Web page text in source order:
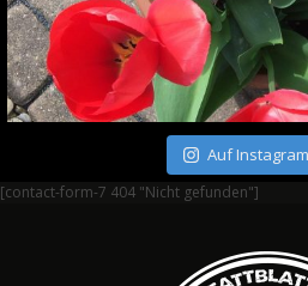
Auf
[contact-form-7 404 "Nicht gefunden"]